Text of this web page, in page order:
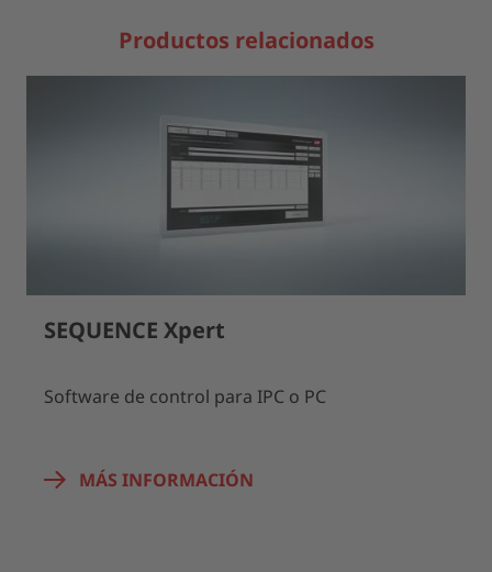
Productos relacionados
SEQUENCE Xpert
Software de control para IPC o PC
MÁS INFORMACIÓN